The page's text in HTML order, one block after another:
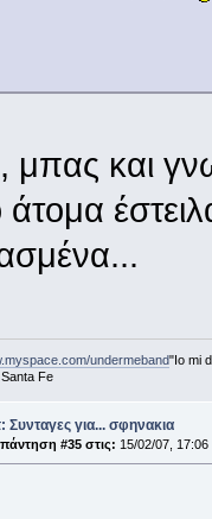
μπας και
undermeband"Io mi
Fe
Συνταγες για... σφηνακια
#35 στις: 15/02/07, 17:06